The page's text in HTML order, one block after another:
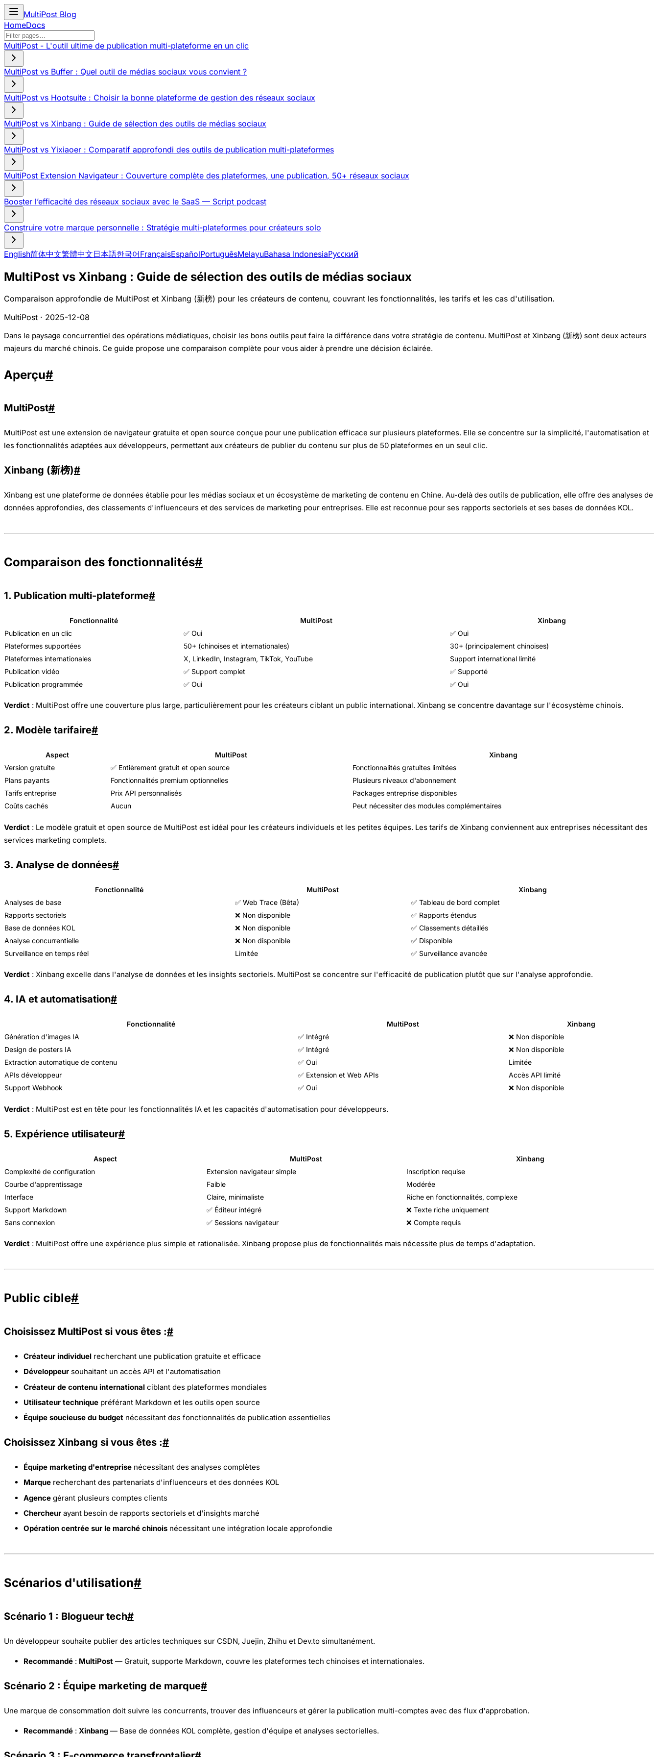
MultiPost Blog
HomeDocs
MultiPost - L'outil ultime de publication multi-plateforme en un clic
MultiPost vs Buffer : Quel outil de médias sociaux vous convient ?
MultiPost vs Hootsuite : Choisir la bonne plateforme de gestion des réseaux sociaux
MultiPost vs Xinbang : Guide de sélection des outils de médias sociaux
MultiPost vs Yixiaoer : Comparatif approfondi des outils de publication multi-plateformes
MultiPost Extension Navigateur : Couverture complète des plateformes, une publication, 50+ réseaux sociaux
Booster l’efficacité des réseaux sociaux avec le SaaS — Script podcast
Construire votre marque personnelle : Stratégie multi-plateformes pour créateurs solo
English简体中文繁體中文日本語한국어FrançaisEspañolPortuguêsMelayuBahasa IndonesiaРусский
MultiPost vs Xinbang : Guide de sélection des outils de médias sociaux
Comparaison approfondie de MultiPost et Xinbang (新榜) pour les créateurs de contenu, couvrant les fonctionnalités, les tarifs et les cas d'utilisation.
MultiPost · 2025-12-08
Dans le paysage concurrentiel des opérations médiatiques, choisir les bons outils peut faire la différence dans votre stratégie de contenu. MultiPost et Xinbang (新榜) sont deux acteurs
majeurs du marché chinois. Ce guide propose une comparaison complète pour vous aider à prendre une décision éclairée.
Aperçu#
MultiPost#
MultiPost est une extension de navigateur gratuite et open source conçue pour une publication efficace sur plusieurs plateformes. Elle se concentre sur la simplicité, l'automatisation et
les fonctionnalités adaptées aux développeurs, permettant aux créateurs de publier du contenu sur plus de 50 plateformes en un seul clic.
Xinbang (新榜)#
Xinbang est une plateforme de données établie pour les médias sociaux et un écosystème de marketing de contenu en Chine. Au-delà des outils de publication, elle offre des analyses de
données approfondies, des classements d'influenceurs et des services de marketing pour entreprises. Elle est reconnue pour ses rapports sectoriels et ses bases de données KOL.
Comparaison des fonctionnalités#
1. Publication multi-plateforme#
Fonctionnalité MultiPost
Xinbang
Publication en un clic
✅ Oui
✅ Oui
Plateformes supportées
50+ (chinoises et internationales)
30+ (principalement chinoises)
Plateformes internationales
X, LinkedIn, Instagram, TikTok, YouTube
Support international limité
Publication vidéo
✅ Support complet
✅ Supporté
Publication programmée
✅ Oui ✅ Oui
Verdict : MultiPost offre une couverture plus large, particulièrement pour les créateurs ciblant un public international. Xinbang se concentre davantage sur l'écosystème chinois.
2. Modèle tarifaire#
Aspect MultiPost
Xinbang
Version gratuite
✅ Entièrement gratuit et open source
Fonctionnalités gratuites limitées
Plans payants
Fonctionnalités premium optionnelles
Plusieurs niveaux d'abonnement
Tarifs entreprise
Prix API personnalisés
Packages entreprise disponibles
Coûts cachés
Aucun Peut nécessiter des modules complémentaires
Verdict : Le modèle gratuit et open source de MultiPost est idéal pour les créateurs individuels et les petites équipes. Les tarifs de Xinbang conviennent aux entreprises nécessitant des
services marketing complets.
3. Analyse de données#
Fonctionnalité MultiPost
Xinbang
Analyses de base
✅ Web Trace (Bêta)
✅ Tableau de bord complet
Rapports sectoriels
❌ Non disponible
✅ Rapports étendus
Base de données KOL
❌ Non disponible
✅ Classements détaillés
Analyse concurrentielle
❌ Non disponible
✅ Disponible
Surveillance en temps réel
Limitée ✅ Surveillance avancée
Verdict : Xinbang excelle dans l'analyse de données et les insights sectoriels. MultiPost se concentre sur l'efficacité de publication plutôt que sur l'analyse approfondie.
4. IA et automatisation#
Fonctionnalité MultiPost
Xinbang
Génération d'images IA
✅ Intégré
❌ Non disponible
Design de posters IA
✅ Intégré
❌ Non disponible
Extraction automatique de contenu
✅ Oui
Limitée
APIs développeur
✅ Extension et Web APIs
Accès API limité
Support Webhook
✅ Oui ❌ Non disponible
Verdict : MultiPost est en tête pour les fonctionnalités IA et les capacités d'automatisation pour développeurs.
5. Expérience utilisateur#
Aspect MultiPost
Xinbang
Complexité de configuration
Extension navigateur simple
Inscription requise
Courbe d'apprentissage
Faible
Modérée
Interface
Claire, minimaliste
Riche en fonctionnalités, complexe
Support Markdown
✅ Éditeur intégré
❌ Texte riche uniquement
Sans connexion
✅ Sessions navigateur ❌ Compte requis
Verdict : MultiPost offre une expérience plus simple et rationalisée. Xinbang propose plus de fonctionnalités mais nécessite plus de temps d'adaptation.
Public cible#
Choisissez MultiPost si vous êtes :#
Créateur individuel recherchant une publication gratuite et efficace
Développeur souhaitant un accès API et l'automatisation
Créateur de contenu international ciblant des plateformes mondiales
Utilisateur technique préférant Markdown et les outils open source
Équipe soucieuse du budget nécessitant des fonctionnalités de publication essentielles
Choisissez Xinbang si vous êtes :#
Équipe marketing d'entreprise nécessitant des analyses complètes
Marque recherchant des partenariats d'influenceurs et des données KOL
Agence gérant plusieurs comptes clients
Chercheur ayant besoin de rapports sectoriels et d'insights marché
Opération centrée sur le marché chinois nécessitant une intégration locale approfondie
Scénarios d'utilisation#
Scénario 1 : Blogueur tech#
Un développeur souhaite publier des articles techniques sur CSDN, Juejin, Zhihu et Dev.to simultanément.
Recommandé : MultiPost — Gratuit, supporte Markdown, couvre les plateformes tech chinoises et internationales.
Scénario 2 : Équipe marketing de marque#
Une marque de consommation doit suivre les concurrents, trouver des influenceurs et gérer la publication multi-comptes avec des flux d'approbation.
Recommandé : Xinbang — Base de données KOL complète, gestion d'équipe et analyses sectorielles.